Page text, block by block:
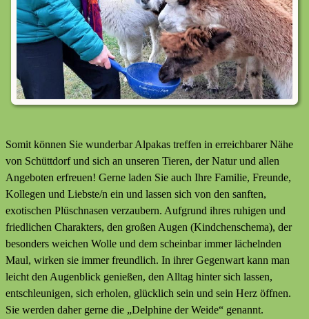
Somit können Sie wunderbar Alpakas treffen in erreichbarer Nähe
von Schüttdorf und sich an unseren Tieren, der Natur und allen
Angeboten erfreuen! Gerne laden Sie auch Ihre Familie, Freunde,
Kollegen und Liebste/n ein und lassen sich von den sanften,
exotischen Plüschnasen verzaubern. Aufgrund ihres ruhigen und
friedlichen Charakters, den großen Augen (Kindchenschema), der
besonders weichen Wolle und dem scheinbar immer lächelnden
Maul, wirken sie immer freundlich. In ihrer Gegenwart kann man
leicht den Augenblick genießen, den Alltag hinter sich lassen,
entschleunigen, sich erholen, glücklich sein und sein Herz öffnen.
Sie werden daher gerne die „Delphine der Weide“ genannt.